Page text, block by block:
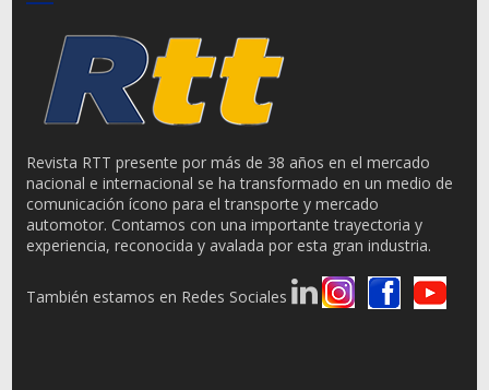
Revista RTT presente por más de 38 años en el mercado
nacional e internacional se ha transformado en un medio de
comunicación ícono para el transporte y mercado
automotor. Contamos con una importante trayectoria y
experiencia, reconocida y avalada por esta gran industria.
También estamos en Redes Sociales